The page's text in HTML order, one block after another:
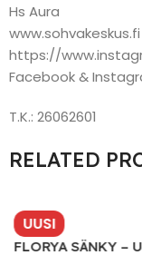
Hs Aura
www.sohvakeskus.fi
https://
Facebook &
T.K.: 26062601
RELATED
UUSI
FLORYA SÄNKY –